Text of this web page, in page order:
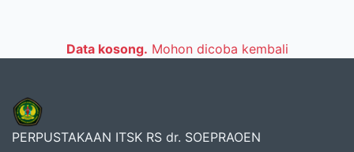
Data kosong. Mohon dicoba kembali
PERPUSTAKAAN ITSK RS dr. SOEPRAOEN